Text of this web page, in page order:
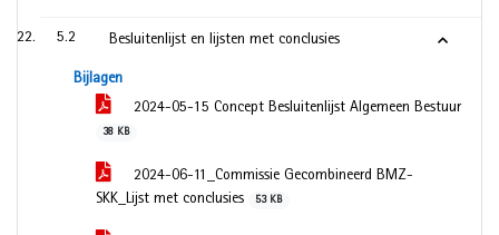
5.2 Besluitenlijst en lijsten met conclusies
Bijlagen
2024-05-15 Concept Besluitenlijst Algemeen Bestuur
38 KB
2024-06-11_Commissie Gecombineerd BMZ-
SKK_Lijst met conclusies
53 KB